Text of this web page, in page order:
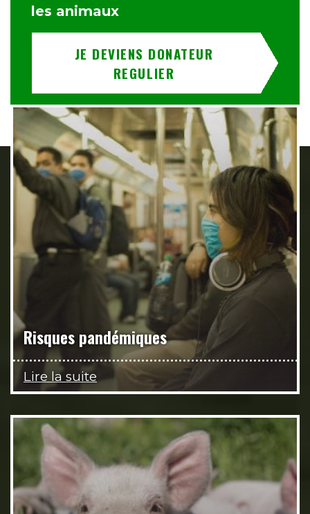
les animaux
JE DEVIENS DONATEUR
REGULIER
Risques pandémiques
Lire la suite